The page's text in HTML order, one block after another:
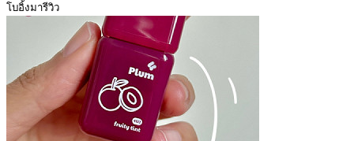
โบอิ้งมารีวิว